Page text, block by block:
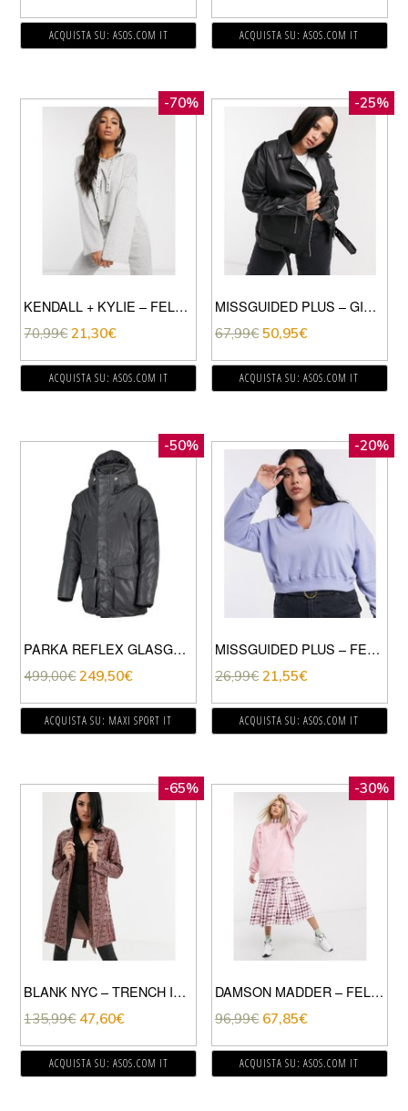
ACQUISTA SU: ASOS.COM IT ACQUISTA SU: ASOS.COM IT
-70%
KENDALL + KYLIE – FELPA CON CAPPUCCIO CORTA GRIGIO MÉLANGE
70,99€ 21,30€
ACQUISTA SU: ASOS.COM IT
-25%
MISSGUIDED PLUS – GIACCA BIKER BOYFRIEND NERA CON TASCA-NERO
67,99€ 50,95€
ACQUISTA SU: ASOS.COM IT
-50%
PARKA REFLEX GLASGOW
499,00€ 249,50€
ACQUISTA SU: MAXI SPORT IT
-20%
MISSGUIDED PLUS – FELPA BLU CON INTAGLIO SULLO SCOLLO IN COORDINATO-MULTICOLORE
26,99€ 21,55€
ACQUISTA SU: ASOS.COM IT
-65%
BLANK NYC – TRENCH IN VERNICE PITONATO-MARRONE
135,99€ 47,60€
ACQUISTA SU: ASOS.COM IT
-30%
DAMSON MADDER – FELPA COMODA IN COTONE ORGANICO CON MANICHE MOLTO LARGHE E STAMPA SUL DAVANTI E SUL RETRO-ROSA
96,99€ 67,85€
ACQUISTA SU: ASOS.COM IT